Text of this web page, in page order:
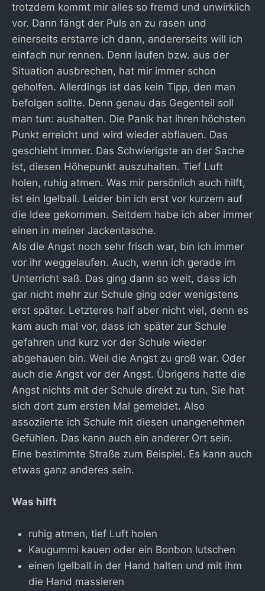
trotzdem kommt mir alles so fremd und unwirklich
vor. Dann fängt der Puls an zu rasen und
einerseits erstarre ich dann, andererseits will ich
einfach nur rennen. Denn laufen bzw. aus der
Situation ausbrechen, hat mir immer schon
geholfen. Allerdings ist das kein Tipp, den man
befolgen sollte. Denn genau das Gegenteil soll
man tun: aushalten. Die Panik hat ihren höchsten
Punkt erreicht und wird wieder abflauen. Das
geschieht immer. Das Schwierigste an der Sache
ist, diesen Höhepunkt auszuhalten. Tief Luft
holen, ruhig atmen. Was mir persönlich auch hilft,
ist ein Igelball. Leider bin ich erst vor kurzem auf
die Idee gekommen. Seitdem habe ich aber immer
einen in meiner Jackentasche.
Als die Angst noch sehr frisch war, bin ich immer
vor ihr weggelaufen. Auch, wenn ich gerade im
Unterricht saß. Das ging dann so weit, dass ich
gar nicht mehr zur Schule ging oder wenigstens
erst später. Letzteres half aber nicht viel, denn es
kam auch mal vor, dass ich später zur Schule
gefahren und kurz vor der Schule wieder
abgehauen bin. Weil die Angst zu groß war. Oder
auch die Angst vor der Angst. Übrigens hatte die
Angst nichts mit der Schule direkt zu tun. Sie hat
sich dort zum ersten Mal gemeldet. Also
assoziierte ich Schule mit diesen unangenehmen
Gefühlen. Das kann auch ein anderer Ort sein.
Eine bestimmte Straße zum Beispiel. Es kann auch
etwas ganz anderes sein.
Was hilft
ruhig atmen, tief Luft holen
Kaugummi kauen oder ein Bonbon lutschen
einen Igelball in der Hand halten und mit ihm
die Hand massieren